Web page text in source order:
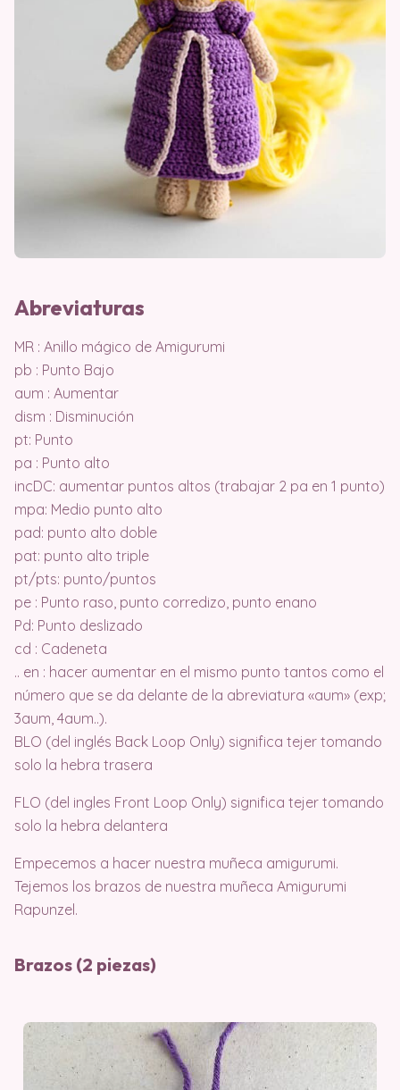
Abreviaturas
MR : Anillo mágico de Amigurumi
pb : Punto Bajo
aum : Aumentar
dism : Disminución
pt: Punto
pa : Punto alto
incDC: aumentar puntos altos (trabajar 2 pa en 1 punto)
mpa: Medio punto alto
pad: punto alto doble
pat: punto alto triple
pt/pts: punto/puntos
pe : Punto raso, punto corredizo, punto enano
Pd: Punto deslizado
cd : Cadeneta
.. en : hacer aumentar en el mismo punto tantos como el
número que se da delante de la abreviatura «aum» (exp;
3aum, 4aum..).
BLO (del inglés Back Loop Only) significa tejer tomando
solo la hebra trasera
FLO (del ingles Front Loop Only) significa tejer tomando
solo la hebra delantera
Empecemos a hacer nuestra muñeca amigurumi.
Tejemos los brazos de nuestra muñeca Amigurumi
Rapunzel.
Brazos (2 piezas)